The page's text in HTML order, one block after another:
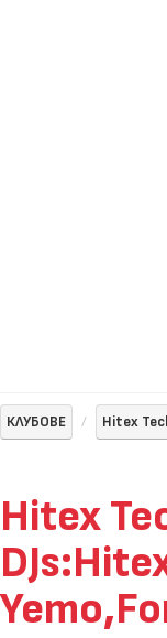
КЛУБОВЕ Hitex
Hitex